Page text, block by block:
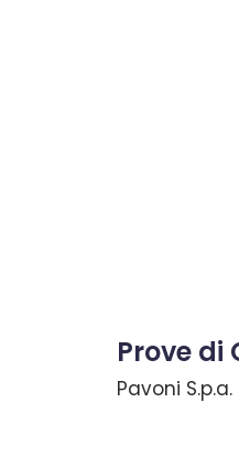
Prove di
Pavoni S.p.a.